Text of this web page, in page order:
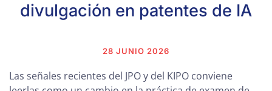
divulgación en patentes de IA
28 JUNIO 2026
Las señales recientes del JPO y del KIPO conviene